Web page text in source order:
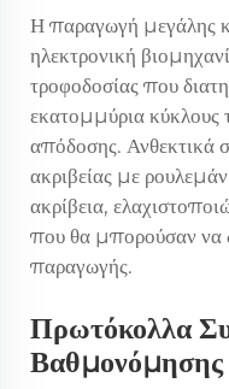
Η παραγωγή μεγάλης
ηλεκτρονική
τροφοδοσίας που
εκατομμύρια κύκλους
απόδοσης. Ανθεκτικά
ακριβείας με
ακρίβεια,
που θα μπορούσαν να
παραγωγής.
Πρωτόκολλα
Βαθμονόμησης